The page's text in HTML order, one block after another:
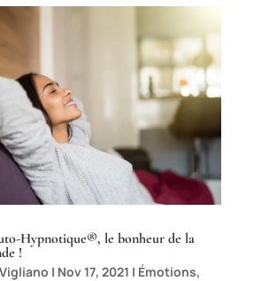
Hypnotique®, le bonheur de la
!
| Nov 17, 2021 | Émotions,